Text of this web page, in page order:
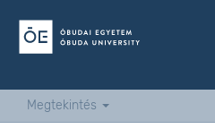
Megtekintés